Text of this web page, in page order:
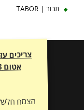
תבור | TABOR
הצמח
זקוקים